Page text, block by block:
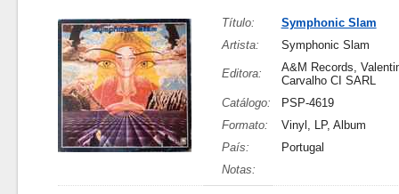
Título:
Symphonic Slam
Artista:
Symphonic Slam
Editora:
A&M Records,
Carvalho CI SARL
Catálogo:
PSP-4619
Formato:
Vinyl, LP, Album
País:
Portugal
Notas: